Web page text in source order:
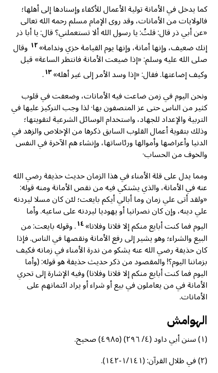
كما يدخل في الأمانة تولية الأعمال للأكفاء وإسنادها إلى أهلها؛
فالولايات من الأمانات، وقد روى الإمام مسلم رحمه الله تعالى
«عن أبي ذر قال: قلتُ: يا رسول الله ألا تستعملني؟ قال: يا أبا ذر
إنك ضعيف، وإنها أمانة، وإنها يوم القيامة خزي وندامة»١٢ وقال
صلى الله عليه وسلم: «إذا ضيعت الأمانة فانتظر الساعة» قيل
وكيف إضاعتها. فقال: «إذا وسد الأمر إلى غير أهله»١٣.
ونحن اليوم في زمن ضاعت فيه الأمانات، وضعفت في قلوب
كثير من الناس حتى عز المتصفون بها· لذا وجب التركيز عليها في
التربية والإعداد للجهاد، واستخدام الوسائل الشرعية لتقويتها؛
وذلك بتقوية أعمال القلوب السابق ذكرها من الإخلاص والزهد في
الدنيا وأعراضها وأموالها ورئاساتها، وإنشاء هم الآخرة في النفس
والخوف من الحساب·
ومما يدل على قلة الأمناء في هذا الزمان حديث حذيفة رضي الله
عنه في الأمانة، والذي يشتكي فيه من نقص الأمانة ومنه قوله:
«ولقد أتى علي زمان وما أبالي أيكم بایعت؛ لئن كان مسلا ليردنه
علي دينه، وإن كان نصرانيا أو يهوديا ليردنه على ساعيه. وأما
اليوم فما كنت أبايع منكم إلا فلانا وفلانا»١٤. وقوله بایعت: من
البيع والشراء؛ وهو يشير إلى رفع الأمانة ونقصها في الناس. فإذا
كان حذيفة رضي الله عنه يشكو من ندرة الأمناء في زمانه فكيف
بزماننا اليوم؟! والمقصود من ذكر حديث حذيفة هو قوله: (وأما
اليوم فما كنت أبايع منكم إلا فلانا وفلانا) وفيه الإشارة إلى تحري
الأمانة في من يعاملون في بيع أو شراء أو يراد ائتمانهم على
الأمانات.
الهوامش
(١) سنن أبي داود (٤/ ٢٩٦) (٤٩٨٥) صحيح.
(٢) في ظلال القرآن: (١/١٤١-١٤٢).